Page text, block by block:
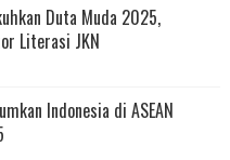
Duta Muda 2025,
Literasi JKN
Indonesia di ASEAN